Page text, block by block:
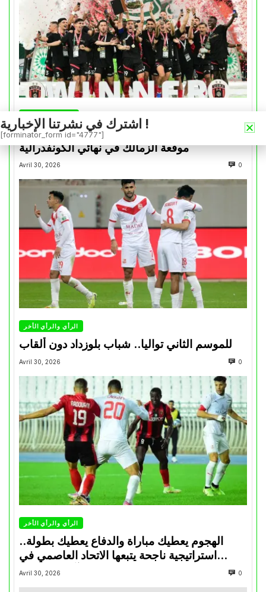
التتويج بالكأس.. دفعة معنوية لإتحاد العاصمة قبل
موقعة الزمالك في نهائي الكونفدرالية
Avril 30, 2026 0
الرأي والرأي الأخر
للموسم الثاني تواليا.. شباب بلوزداد دون ألقاب
Avril 30, 2026 0
الرأي والرأي الأخر
الهجوم يعطيك مباراة والدفاع يعطيك بطولة..
استراتيجية ناجحة يتبعها الاتحاد العاصمي في
تتويجاته آخر السنوات
Avril 30, 2026 0
اشترك في نشرتنا الإخبارية !
[forminator_form id="4777"]